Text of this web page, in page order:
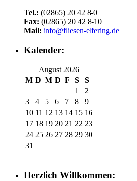
Tel.: (02865) 20 42 8-0
Fax: (02865) 20 42 8-10
Mail: info@fliesen-elfering.de
Kalender:
August 2026
M D M D F S
S
1
2
3
4 5 6 7 8
9
10 11 12 13 14 15 16
17 18 19 20 21 22 23
24 25 26 27 28 29 30
31
Herzlich Willkommen: